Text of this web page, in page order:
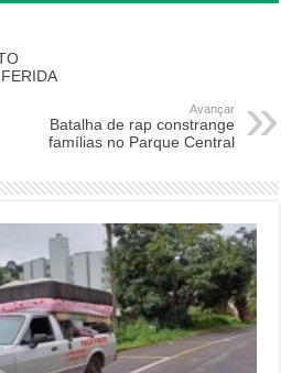
Avançar
Batalha de rap constrange
famílias no Parque Central